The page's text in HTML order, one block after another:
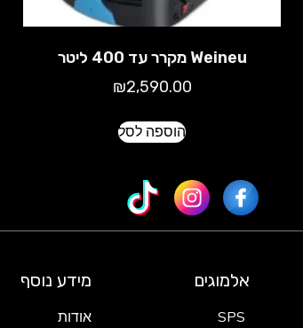
Weineu מקרר עד 400 ליטר
₪2,590.00
הוספה לסל
אלמוגים
SPS
מידע נוסף
אודות